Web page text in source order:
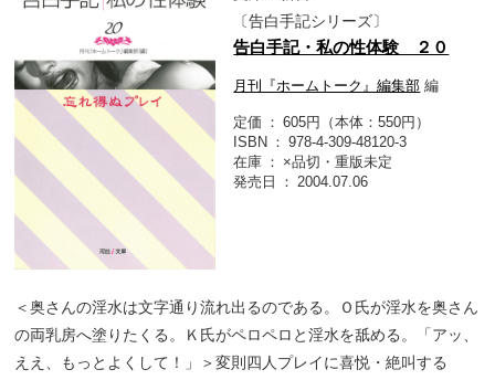
〔告白手記シリーズ〕
告白手記・私の性体験 ２０
月刊『ホームトーク』編集部 編
定価
605円（本体：550円）
ISBN
978-4-309-48120-3
在庫
×品切・重版未定
発売日
2004.07.06
＜奥さんの淫水は文字通り流れ出るのである。Ｏ氏が淫水を奥さん
の両乳房へ塗りたくる。Ｋ氏がペロペロと淫水を舐める。「アッ、
ええ、もっとよくして！」＞変則四人プレイに喜悦・絶叫する